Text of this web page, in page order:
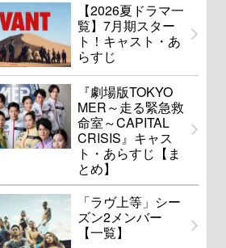
【2026夏ドラマ一
覧】7月期スター
ト！キャスト・あ
らすじ
『劇場版TOKYO
MER～走る緊急救
命室～CAPITAL
CRISIS』キャス
ト・あらすじ【ま
とめ】
「ラヴ上等」シー
ズン2メンバー
【一覧】